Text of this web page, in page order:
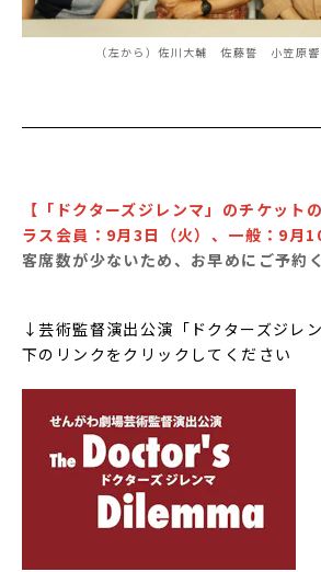
（左から）佐川大輔 佐藤誓 小笠原
【「ドクターズジレンマ」のチケット
ラス会員：9月3日（火）、一般：9月
客席数が少ないため、お早めにご予約
↓芸術監督演出公演「ドクターズジレ
下のリンクをクリックしてください